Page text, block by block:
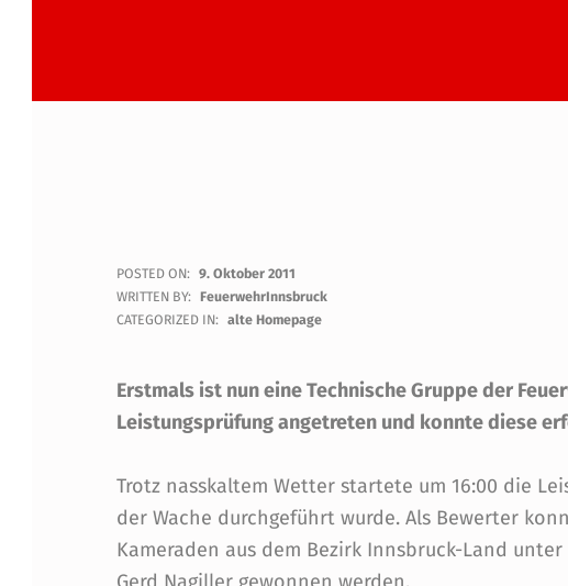
A
U
C
H
W
I
POSTED ON: 9. Oktober 2011
WRITTEN BY: FeuerwehrInnsbruck
CATEGORIZED IN: alte Homepage
Erstmals ist nun eine Technische Gruppe der
Leistungsprüfung angetreten und konnte diese
Trotz nasskaltem Wetter startete um 16:00 die
der Wache durchgeführt wurde. Als Bewerter
Kameraden aus dem Bezirk Innsbruck-Land